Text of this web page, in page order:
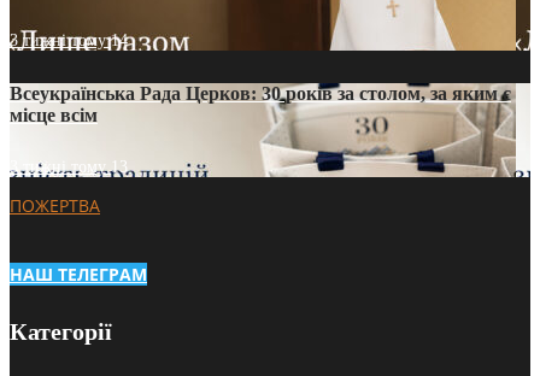
3 тижні тому14
Всеукраїнська Рада Церков: 30 років за столом, за яким є
місце всім
3 тижні тому13
ПОЖЕРТВА
НАШ ТЕЛЕГРАМ
Категорії